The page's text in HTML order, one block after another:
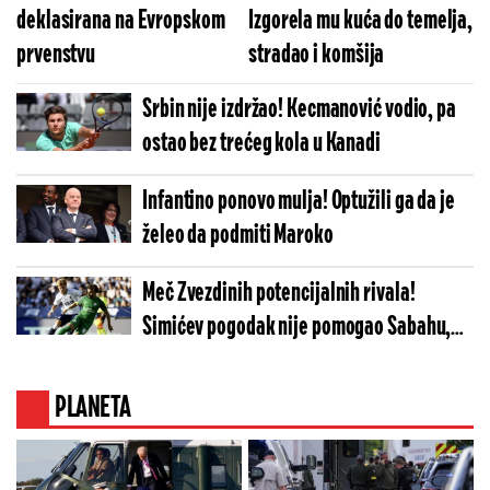
deklasirana na Evropskom
prvenstvu
Izgorela mu kuća do temelja,
stradao i komšija
Srbin nije izdržao! Kecmanović vodio, pa
ostao bez trećeg kola u Kanadi
Infantino ponovo mulja! Optužili ga da je
želeo da podmiti Maroko
Meč Zvezdinih potencijalnih rivala!
Simićev pogodak nije pomogao Sabahu,
PLANETA